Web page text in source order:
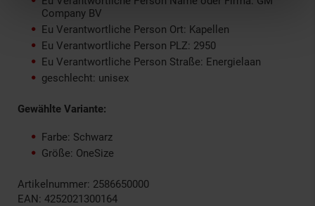
Company BV
Eu Verantwortliche Person Ort: Kapellen
Eu Verantwortliche Person PLZ: 2950
Eu Verantwortliche Person Straße: Energielaan
geschlecht: unisex
Gewählte Variante:
Farbe: Schwarz
Größe: OneSize
Artikelnummer: 2586650000
EAN: 4252021300164